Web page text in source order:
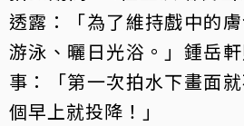
透露：「為了維持戲中的
游泳、曬日光浴。」鍾岳
事：「第一次拍水下畫面
個早上就投降！」